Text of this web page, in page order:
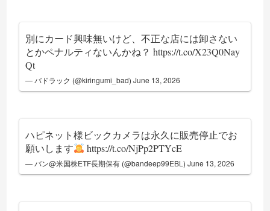
別にカード興味無いけど、不正な店には卸さない
とかペナルティないんかね？https://t.co/X23Q0Nay
Qt
— バドラック (@kiringumi_bad)June 13, 2026
ハピネット様ビックカメラは永久に販売停止でお
願いします
https://t.co/NjPp2PTYcE
— バン@米国株ETF長期保有 (@bandeep99EBL)June 13, 2026